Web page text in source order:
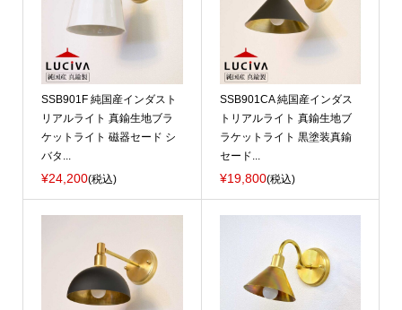
SSB901F 純国産インダスト
リアルライト 真鍮生地ブラ
ケットライト 磁器セード シ
バタ...
¥24,200(税込)
SSB901CA 純国産インダス
トリアルライト 真鍮生地ブ
ラケットライト 黒塗装真鍮
セード...
¥19,800(税込)